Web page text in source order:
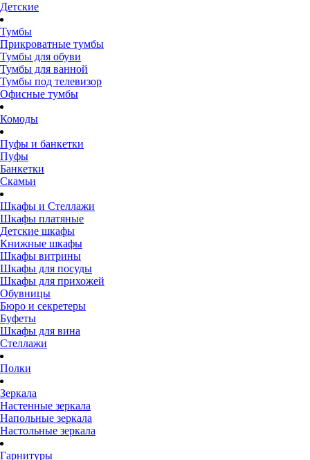
Детские
Тумбы
Прикроватные тумбы
Тумбы для обуви
Тумбы для ванной
Тумбы под телевизор
Офисные тумбы
Комоды
Пуфы и банкетки
Пуфы
Банкетки
Скамьи
Шкафы и Стеллажи
Шкафы платяные
Детские шкафы
Книжные шкафы
Шкафы витрины
Шкафы для посуды
Шкафы для прихожей
Обувницы
Бюро и секретеры
Буфеты
Шкафы для вина
Стеллажи
Полки
Зеркала
Настенные зеркала
Напольные зеркала
Настольные зеркала
Гарнитуры